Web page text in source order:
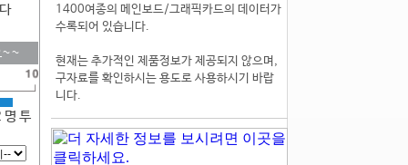
~~
투
1400여종의 메인보드/그래픽카드의 데이터가
수록되어 있습니다.
현재는 추가적인 제품정보가 제공되지 않으며,
구자료를 확인하시는 용도로 사용하시기 바랍
니다.